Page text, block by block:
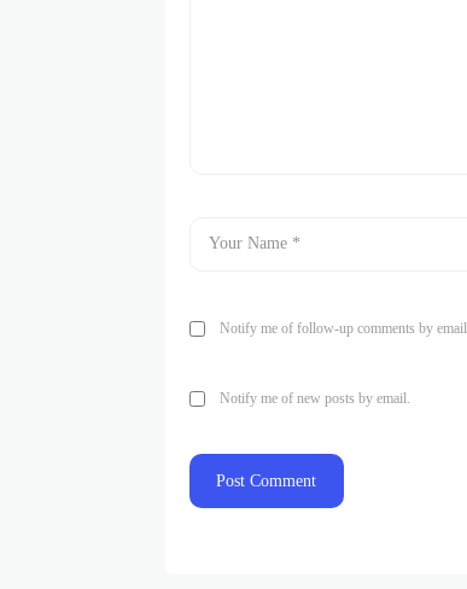
Notify me of follow-up comments by email.
Notify me of new posts by email.